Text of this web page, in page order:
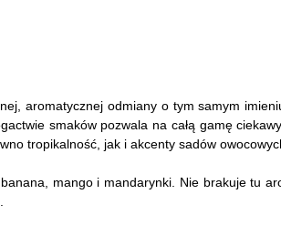
aromatycznej odmiany o tym samym
smaków pozwala na całą gamę
tropikalność, jak i akcenty sadów
mango i mandarynki. Nie brakuje tu